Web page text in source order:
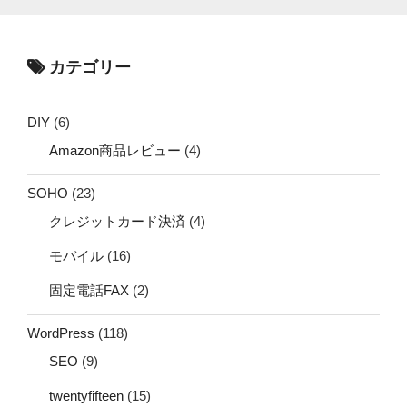
カテゴリー
DIY (6)
Amazon商品レビュー (4)
SOHO (23)
クレジットカード決済 (4)
モバイル (16)
固定電話FAX (2)
WordPress (118)
SEO (9)
twentyfifteen (15)